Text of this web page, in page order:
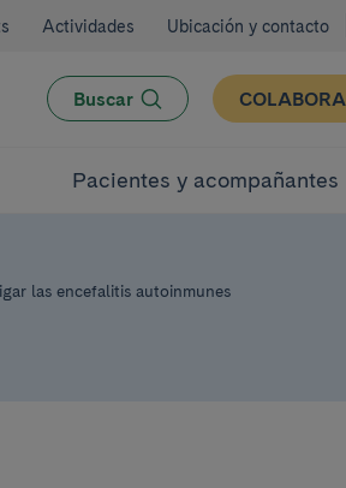
Actividades Ubicación y contacto
Buscar COLABORA
Pacientes y acompañantes
las encefalitis autoinmunes